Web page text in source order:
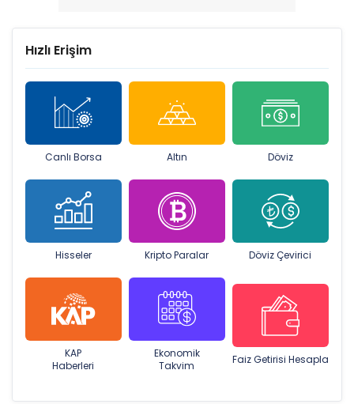
Hızlı Erişim
Canlı Borsa Altın Döviz
Hisseler Kripto Paralar Döviz Çevirici
KAP
Haberleri
Ekonomik
Takvim
Faiz Getirisi Hesapla